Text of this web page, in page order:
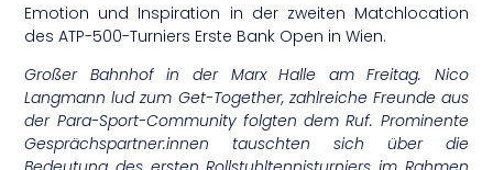
Emotion und Inspiration in der zweiten Matchlocation
des ATP-500-Turniers Erste Bank Open in Wien.
Großer Bahnhof in der Marx Halle am Freitag. Nico
Langmann lud zum Get-Together, zahlreiche Freunde aus
der Para-Sport-Community folgten dem Ruf. Prominente
Gesprächspartner:innen tauschten sich über die